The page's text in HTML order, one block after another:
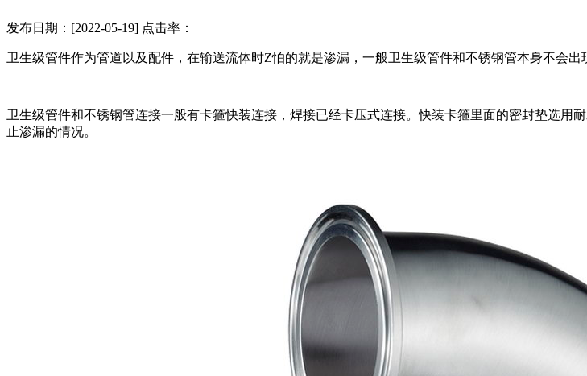
发布日期：[2022-05-19] 点击率：
卫生级管件作为管道以及配件，在输送流体时Z怕的就是渗漏，一般卫生级管件和不锈钢管本身不会
卫生级管件和不锈钢管连接一般有卡箍快装连接，焊接已经卡压式连接。快装卡箍里面的密封垫选用
止渗漏的情况。